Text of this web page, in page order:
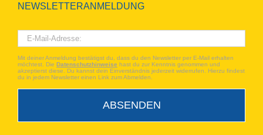
NEWSLETTERANMELDUNG
Mit deiner Anmeldung bestätigst du, dass du den Newsletter per E-Mail erhalten
möchtest. Die Datenschutzhinweise hast du zur Kenntnis genommen und
akzeptierst diese. Du kannst dein Einverständnis jederzeit widerrufen. Hierzu findest
du in jedem Newsletter einen Link zum Abmelden.